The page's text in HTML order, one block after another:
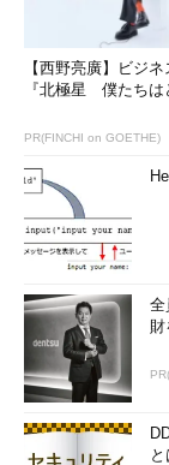
阿部川ゲームから
が、動画からス
よ。それ以外だと
した。
阿部川中学生の時
といったことに
の生活の中にPC
ったのですね。
【西野亮廣】ビジ
『北極星 僕たちは
PR(FINCHI on GOETHE)
全
財
と